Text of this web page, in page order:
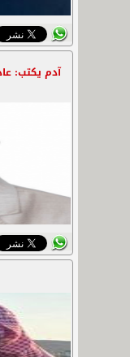
آدم يكتب: